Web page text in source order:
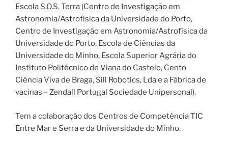
Escola S.O.S. Terra (Centro de Investigação em
Astronomia/Astrofísica da Universidade do Porto,
Centro de Investigação em Astronomia/Astrofísica da
Universidade do Porto, Escola de Ciências da
Universidade do Minho, Escola Superior Agrária do
Instituto Politécnico de Viana do Castelo, Cento
Ciência Viva de Braga, Sill Robotics, Lda e a Fábrica de
vacinas – Zendall Portugal Sociedade Unipersonal).
Tem a colaboração dos Centros de Competência TIC
Entre Mar e Serra e da Universidade do Minho.